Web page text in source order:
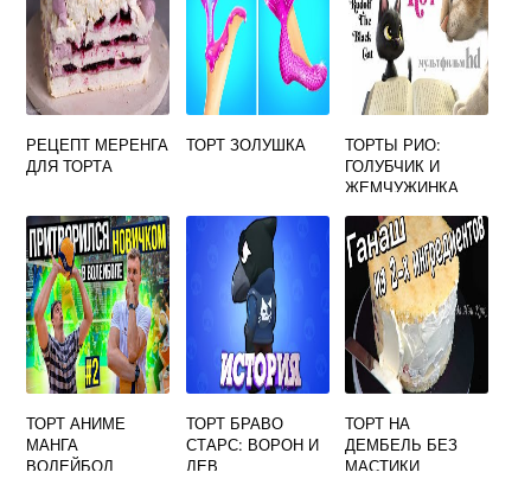
РЕЦЕПТ МЕРЕНГА
ДЛЯ ТОРТА
ТОРТ ЗОЛУШКА
ТОРТЫ РИО:
ГОЛУБЧИК И
ЖЕМЧУЖИНКА
ТОРТ АНИМЕ
МАНГА
ВОЛЕЙБОЛ
ТОРТ БРАВО
СТАРС: ВОРОН И
ЛЕВ
ТОРТ НА
ДЕМБЕЛЬ БЕЗ
МАСТИКИ